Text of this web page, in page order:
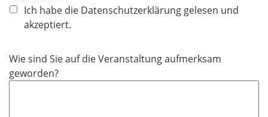
f
l
h
t
Ich habe die Datenschutzerklärung gelesen und
akzeptiert.
Wie sind Sie auf die Veranstaltung aufmerksam
geworden?